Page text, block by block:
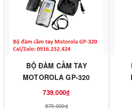
BỘ ĐÀM CẦM TAY
MOTOROLA GP-320
739.000₫
879.000₫